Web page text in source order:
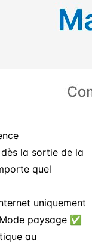
la sortie de la
quel
uniquement
paysage ✅
au